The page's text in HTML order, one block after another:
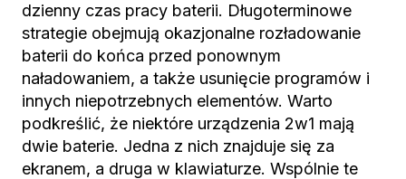
dzienny czas pracy baterii. Długoterminowe
strategie obejmują okazjonalne rozładowanie
baterii do końca przed ponownym
naładowaniem, a także usunięcie programów i
innych niepotrzebnych elementów. Warto
podkreślić, że niektóre urządzenia 2w1 mają
dwie baterie. Jedna z nich znajduje się za
ekranem, a druga w klawiaturze. Wspólnie te